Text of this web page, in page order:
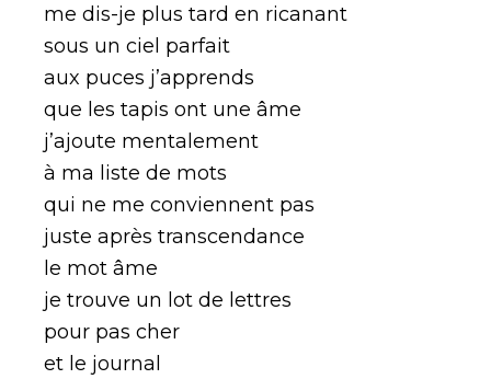
me dis-je plus tard en ricanant
sous un ciel parfait
aux puces j’apprends
que les tapis ont une âme
j’ajoute mentalement
à ma liste de mots
qui ne me conviennent pas
juste après transcendance
le mot âme
je trouve un lot de lettres
pour pas cher
et le journal